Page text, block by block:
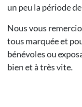
un peu la période
Nous vous
tous marquée et
bénévoles ou
bien et à très vite.